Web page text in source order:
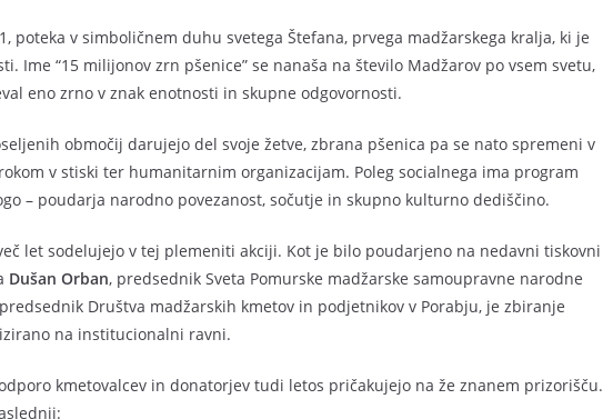
poteka v simboličnem duhu svetega Štefana, prvega madžarskega kralja, ki je
Ime “15 milijonov zrn pšenice” se nanaša na število Madžarov po vsem svetu,
eno zrno v znak enotnosti in skupne odgovornosti.
območij darujejo del svoje žetve, zbrana pšenica pa se nato spremeni v
v stiski ter humanitarnim organizacijam. Poleg socialnega ima program
– poudarja narodno povezanost, sočutje in skupno kulturno dediščino.
let sodelujejo v tej plemeniti akciji. Kot je bilo poudarjeno na nedavni tiskovni
Dušan Orban, predsednik Sveta Pomurske madžarske samoupravne narodne
Društva madžarskih kmetov in podjetnikov v Porabju, je zbiranje
na institucionalni ravni.
kmetovalcev in donatorjev tudi letos pričakujejo na že znanem prizorišču.